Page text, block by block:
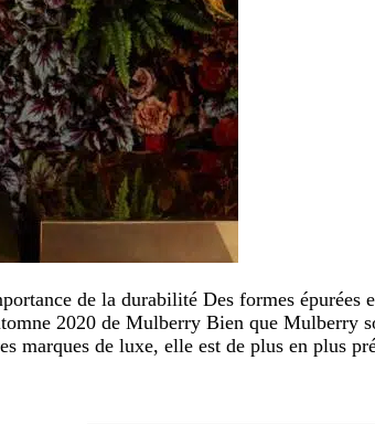
de la durabilité Des formes épurées
2020 de Mulberry Bien que Mulberry
marques de luxe, elle est de plus en plus